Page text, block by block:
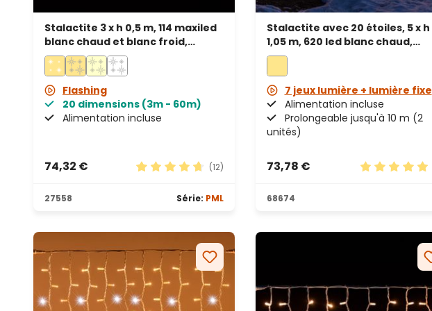
Stalactite 3 x h 0,5 m, 114 maxiled
blanc chaud et blanc froid,
prolongeable, IP67
Flashing
20 dimensions (3m - 60m)
Alimentation incluse
74,32 €
(12)
27558 Série: PML
Stalactite avec 20 étoiles, 5 x h
1,05 m, 620 led blanc chaud,
prolongeable
7 jeux lumière + lumière fixe
Alimentation incluse
Prolongeable jusqu'à 10 m (2
unités)
73,78 €
68674